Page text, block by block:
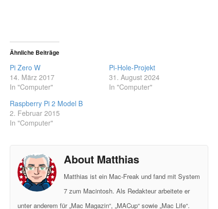
Ähnliche Beiträge
Pi Zero W
14. März 2017
In "Computer"
Pi-Hole-Projekt
31. August 2024
In "Computer"
Raspberry Pi 2 Model B
2. Februar 2015
In "Computer"
About Matthias
Matthias ist ein Mac-Freak und fand mit System
7 zum Macintosh. Als Redakteur arbeitete er
unter anderem für „Mac Magazin“, „MACup“ sowie „Mac Life“.